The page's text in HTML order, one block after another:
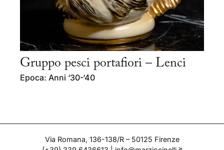
Gruppo pesci portafiori – Lenci
Epoca: Anni ‘30-‘40
Via Romana, 136-138/R – 50125 Firenze